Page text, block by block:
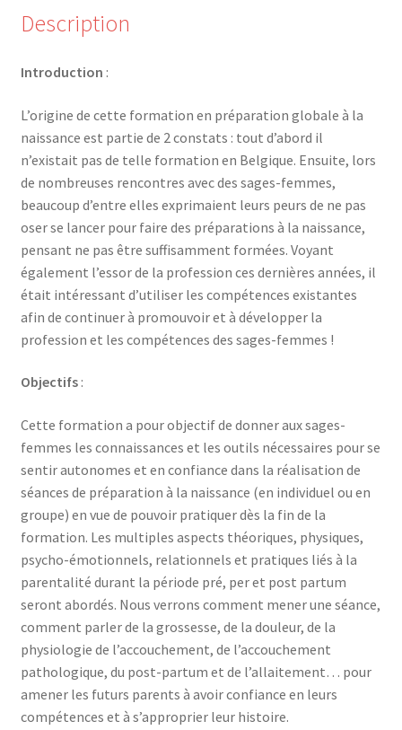
Description
Introduction :
L’origine de cette formation en préparation globale à la
naissance est partie de 2 constats : tout d’abord il
n’existait pas de telle formation en Belgique. Ensuite, lors
de nombreuses rencontres avec des sages-femmes,
beaucoup d’entre elles exprimaient leurs peurs de ne pas
oser se lancer pour faire des préparations à la naissance,
pensant ne pas être suffisamment formées. Voyant
également l’essor de la profession ces dernières années, il
était intéressant d’utiliser les compétences existantes
afin de continuer à promouvoir et à développer la
profession et les compétences des sages-femmes !
Objectifs:
Cette formation a pour objectif de donner aux sages-
femmes les connaissances et les outils nécessaires pour se
sentir autonomes et en confiance dans la réalisation de
séances de préparation à la naissance (en individuel ou en
groupe) en vue de pouvoir pratiquer dès la fin de la
formation. Les multiples aspects théoriques, physiques,
psycho-émotionnels, relationnels et pratiques liés à la
parentalité durant la période pré, per et post partum
seront abordés. Nous verrons comment mener une séance,
comment parler de la grossesse, de la douleur, de la
physiologie de l’accouchement, de l’accouchement
pathologique, du post-partum et de l’allaitement… pour
amener les futurs parents à avoir confiance en leurs
compétences et à s’approprier leur histoire.